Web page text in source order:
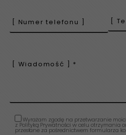
Wyrażam zgodę na przetwarzanie
z Polityką Prywatności w celu otrzymania
przesłane za pośrednictwem formularza